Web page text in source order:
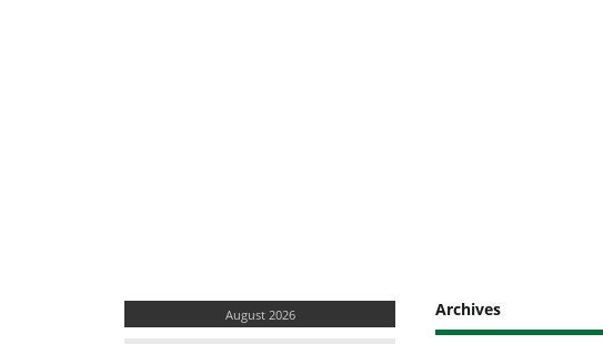
August 2026 Archives